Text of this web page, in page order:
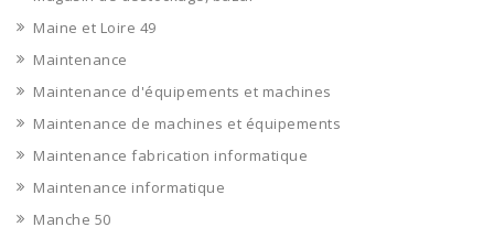
Maine et Loire 49
Maintenance
Maintenance d'équipements et machines
Maintenance de machines et équipements
Maintenance fabrication informatique
Maintenance informatique
Manche 50